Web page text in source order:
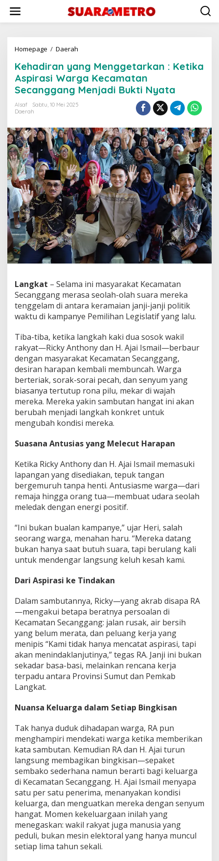
konten
Homepage / Daerah
Menggetarkan
:
Ketika
Aspirasi
Warga
Menjadi
Bukti
Nyata
Kehadiran yang Menggetarkan : Ketika
Aspirasi Warga Kecamatan
Secanggang Menjadi Bukti Nyata
Alsaf
Sabtu, 10 Mei 2025
Daerah
Langkat – Selama ini masyarakat Kecamatan
Secanggang merasa seolah-olah suara mereka
tenggelam di antara keramaian janji-janji politik
waktu di kampanye Pemilihan Legislatif yang lalu.
Tiba-tiba, ketika langkah kaki dua sosok wakil
rakyat—Ricky Anthony dan H. Ajai Ismail—berbaur
dengan masyarakat Kecamatan Secanggang,
desiran harapan kembali membuncah. Warga
berteriak, sorak-sorai pecah, dan senyum yang
biasanya tertutup rona pilu, mekar di wajah
mereka. Mereka yakin sambutan hangat ini akan
berubah menjadi langkah konkret untuk
mengubah kondisi mereka.
Suasana Antusias yang Melecut Harapan
Ketika Ricky Anthony dan H. Ajai Ismail memasuki
lapangan yang disediakan, tepuk tangan
bergemuruh tanpa henti. Antusiasme warga—dari
remaja hingga orang tua—membuat udara seolah
meledak dengan energi positif.
“Ini bukan bualan kampanye,” ujar Heri, salah
seorang warga, menahan haru. “Mereka datang
bukan hanya saat butuh suara, tapi berulang kali
untuk mendengar langsung keluh kesah kami.
Dari Aspirasi ke Tindakan
Dalam sambutannya, Ricky—yang akrab disapa RA
—mengakui betapa beratnya persoalan di
Kecamatan Secanggang: jalan rusak, air bersih
yang belum merata, dan peluang kerja yang
menipis “Kami tidak hanya mencatat aspirasi, tapi
akan menindaklanjutinya,” tegas RA. Janji ini bukan
sekadar basa-basi, melainkan rencana kerja
terpadu antara Provinsi Sumut dan Pemkab
Langkat.
Nuansa Keluarga dalam Setiap Bingkisan
Tak hanya duduk dihadapan warga, RA pun
menghampiri mendekati warga ketika memberikan
kata sambutan. Kemudian RA dan H. Ajai turun
langsung membagikan bingkisan—sepaket
sembako sederhana namun berarti bagi keluarga
di Kecamatan Secanggang. H. Ajai Ismail menyapa
satu per satu penerima, menanyakan kondisi
keluarga, dan menguatkan mereka dengan senyum
hangat. Momen kekeluargaan inilah yang
menegaskan: wakil rakyat juga manusia yang
peduli, bukan mesin elektoral yang hanya muncul
setiap lima tahun sekali.